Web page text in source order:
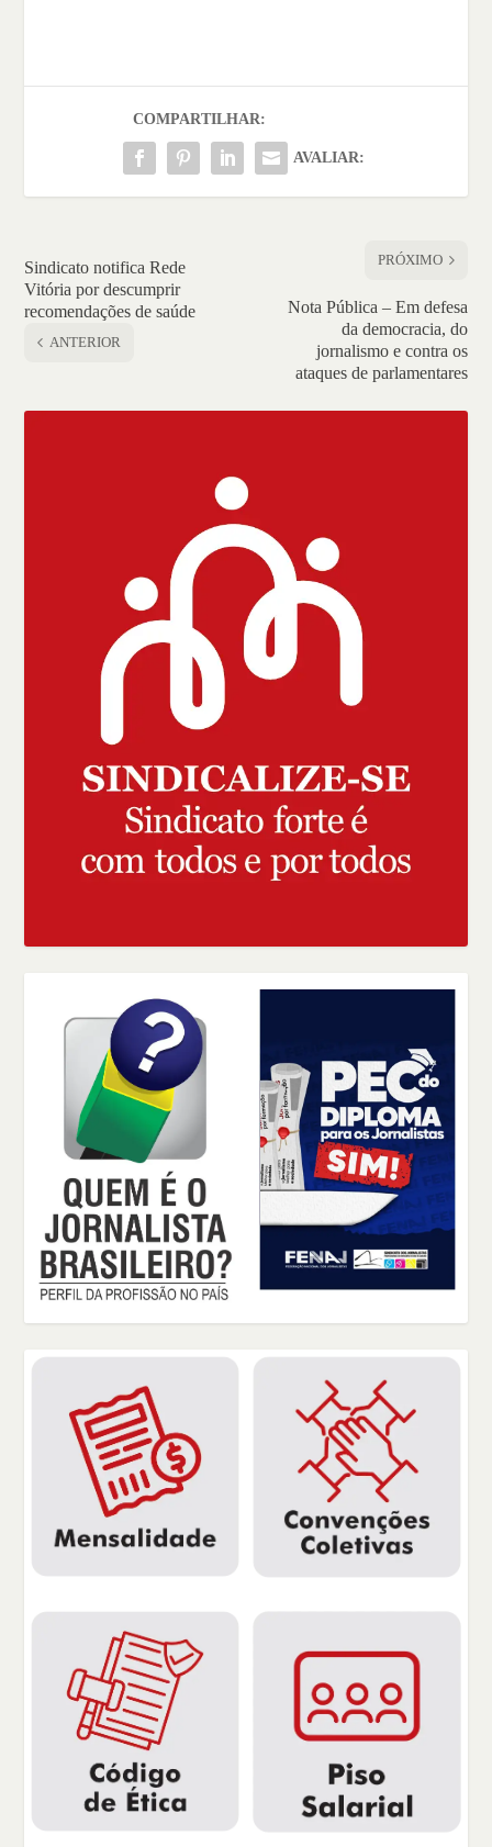
COMPARTILHAR:
AVALIAR:
Sindicato notifica Rede
Vitória por descumprir
recomendações de saúde
ANTERIOR
PRÓXIMO
Nota Pública – Em defesa
da democracia, do
jornalismo e contra os
ataques de parlamentares